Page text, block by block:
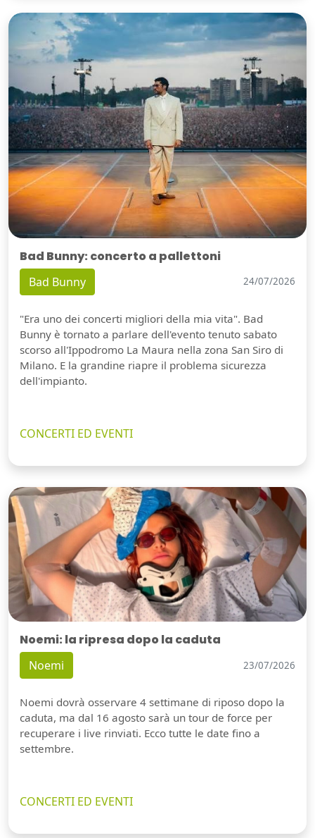
Bad Bunny: concerto a pallettoni
Bad Bunny 24/07/2026
"Era uno dei concerti migliori della mia vita". Bad
Bunny è tornato a parlare dell'evento tenuto sabato
scorso all'Ippodromo La Maura nella zona San Siro di
Milano. E la grandine riapre il problema sicurezza
dell'impianto.
CONCERTI ED EVENTI
Noemi: la ripresa dopo la caduta
Noemi 23/07/2026
Noemi dovrà osservare 4 settimane di riposo dopo la
caduta, ma dal 16 agosto sarà un tour de force per
recuperare i live rinviati. Ecco tutte le date fino a
settembre.
CONCERTI ED EVENTI